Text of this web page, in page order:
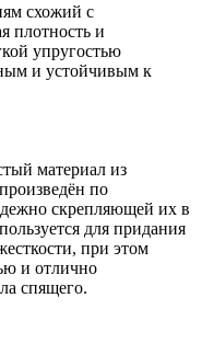
схожий с
плотность и
упругостью
и устойчивым к
материал из
по
скрепляющей их в
для придания
при этом
и отлично
спящего.